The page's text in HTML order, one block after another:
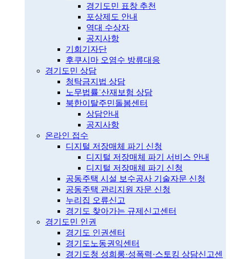
경기도민 표창 추천
포상제도 안내
역대 수상자
공지사항
기회기자단
후쿠시마 오염수 방류대응
경기도민 상담
청탁금지법 상담
노무법률˙산재보험 상담
북한이탈주민돌봄센터
상담안내
공지사항
온라인 접수
디지털 저장매체 파기 신청
디지털 저장매체 파기 서비스 안내
디지털 저장매체 파기 신청
공동주택 시설 보수공사 기술자문 신청
공동주택 관리지원 자문 신청
누리집 오류신고
경기도 찾아가는 규제신고센터
경기도민 인권
경기도 인권센터
경기도노동권익센터
경기도청 성희롱·성폭력·스토킹 상담신고센